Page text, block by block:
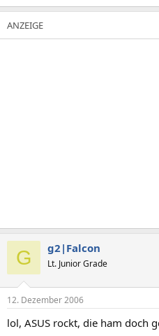
G g2|Falcon
Lt. Junior Grade
12. Dezember 2006
lol, ASUS rockt, die ham doch